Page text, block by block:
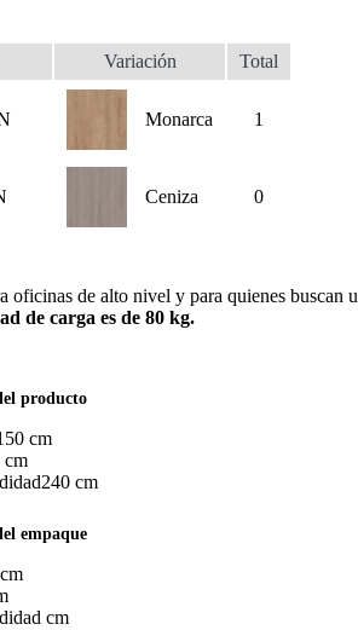
Variación Total
Monarca 1
Ceniza 0
oficinas de alto nivel y para quienes buscan
de carga es de 80 kg.
producto
cm
cm
240 cm
empaque
cm
cm